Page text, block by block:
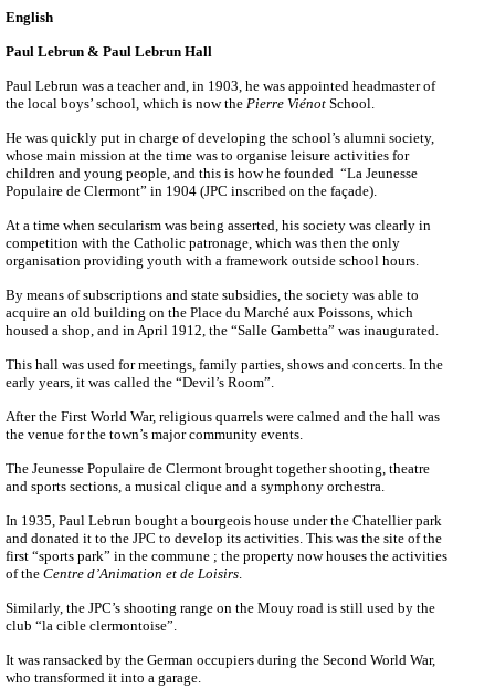
English
Paul Lebrun & Paul Lebrun Hall
Paul Lebrun was a teacher and, in 1903, he was appointed headmaster of
the local boys’ school, which is now the Pierre Viénot School.
He was quickly put in charge of developing the school’s alumni society,
whose main mission at the time was to organise leisure activities for
children and young people, and this is how he founded “La Jeunesse
Populaire de Clermont” in 1904 (JPC inscribed on the façade).
At a time when secularism was being asserted, his society was clearly in
competition with the Catholic patronage, which was then the only
organisation providing youth with a framework outside school hours.
By means of subscriptions and state subsidies, the society was able to
acquire an old building on the Place du Marché aux Poissons, which
housed a shop, and in April 1912, the “Salle Gambetta” was inaugurated.
This hall was used for meetings, family parties, shows and concerts. In the
early years, it was called the “Devil’s Room”.
After the First World War, religious quarrels were calmed and the hall was
the venue for the town’s major community events.
The Jeunesse Populaire de Clermont brought together shooting, theatre
and sports sections, a musical clique and a symphony orchestra.
In 1935, Paul Lebrun bought a bourgeois house under the Chatellier park
and donated it to the JPC to develop its activities. This was the site of the
first “sports park” in the commune ; the property now houses the activities
of the Centre d’Animation et de Loisirs.
Similarly, the JPC’s shooting range on the Mouy road is still used by the
club “la cible clermontoise”.
It was ransacked by the German occupiers during the Second World War,
who transformed it into a garage.